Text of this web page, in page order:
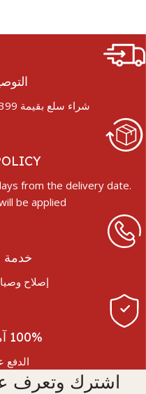
شراء سلع بقيمة 399 ريال قطري داخل الدوحة.
from the delivery date.
be applied.
خدمة
إصلاح
100% آمن ومضمون
الدفع
اشترك وتعرف